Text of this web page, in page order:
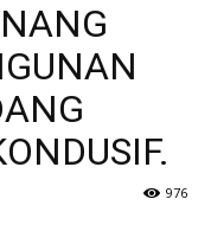
976